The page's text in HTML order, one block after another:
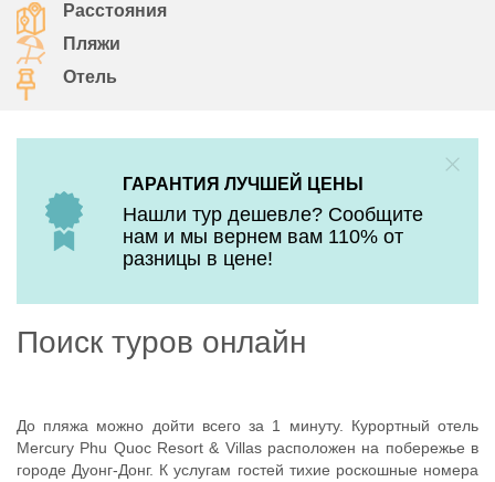
Расстояния
Пляжи
Отель
ГАРАНТИЯ ЛУЧШЕЙ ЦЕНЫ
Нашли тур дешевле? Сообщите
нам и мы вернем вам 110% от
разницы в цене!
Поиск туров онлайн
До пляжа можно дойти всего за 1 минуту. Курортный отель
Mercury Phu Quoc Resort & Villas расположен на побережье в
городе Дуонг-Донг. К услугам гостей тихие роскошные номера